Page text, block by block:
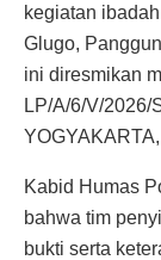
kegiatan
Glugo,
ini diresmikan
LP/A/6/V/2026/
Kabid Humas
bahwa tim
bukti serta